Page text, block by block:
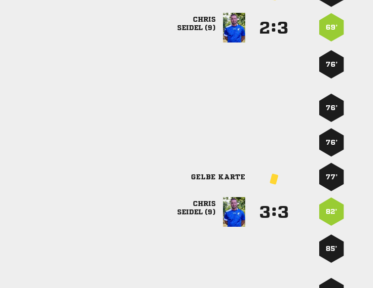

 
: 69’
76’
76’
76’
GELBE KARTE 77’

 
: 82’
85’